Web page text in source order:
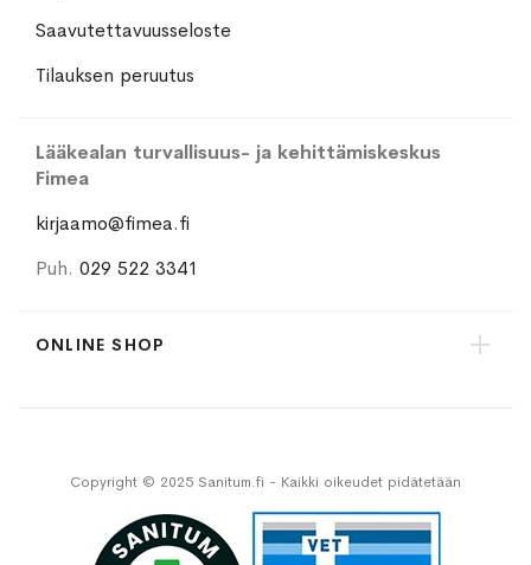
Saavutettavuusseloste
Tilauksen peruutus
Lääkealan turvallisuus- ja kehittämiskeskus
Fimea
kirjaamo@fimea.fi
Puh. 029 522 3341
ONLINE SHOP
Copyright © 2025 Sanitum.fi - Kaikki oikeudet pidätetään